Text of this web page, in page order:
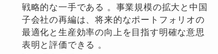
戦略的な一手である 。事業規模の拡大と中国
子会社の再編は、将来的なポートフォリオの
最適化と生産効率の向上を目指す明確な意思
表明と評価できる 。